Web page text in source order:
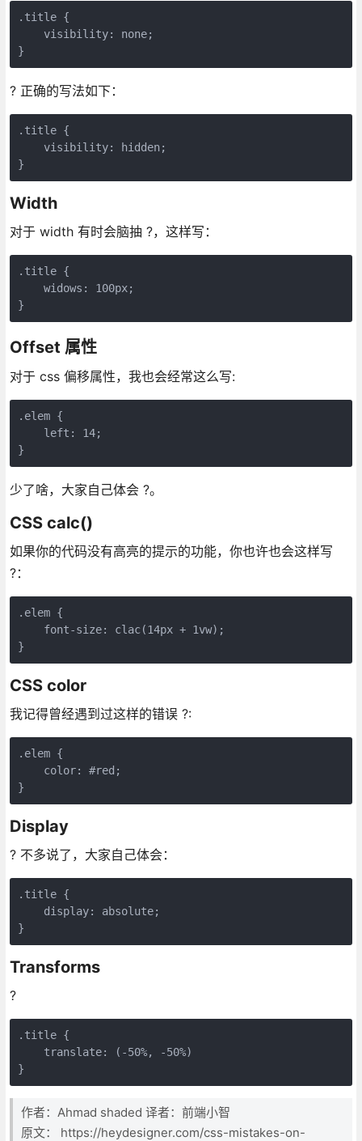
.title {
    visibility: none;
}
? 正确的写法如下：
.title {
    visibility: hidden;
}
Width
对于 width 有时会脑抽 ?，这样写：
.title {
    widows: 100px;
}
Offset 属性
对于 css 偏移属性，我也会经常这么写:
.elem {
    left: 14;
}
少了啥，大家自己体会 ?。
CSS calc()
如果你的代码没有高亮的提示的功能，你也许也会这样写
?：
.elem {
    font-size: clac(14px + 1vw);
}
CSS color
我记得曾经遇到过这样的错误 ?:
.elem {
    color: #red;
}
Display
? 不多说了，大家自己体会：
.title {
    display: absolute;
}
Transforms
?
.title {
    translate: (-50%, -50%)
}
作者：Ahmad shaded 译者：前端小智
原文： https://heydesigner.com/css-mistakes-on-